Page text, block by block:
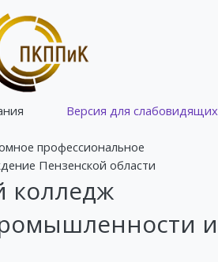
Версия для слабовидящих
профессиональное
Пензенской области
колледж
и